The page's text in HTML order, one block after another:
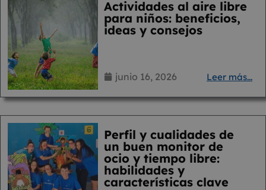
Actividades al aire libre
para niños: beneficios,
ideas y consejos
junio 16, 2026 Leer más...
Perfil y cualidades de
un buen monitor de
ocio y tiempo libre:
habilidades y
características clave